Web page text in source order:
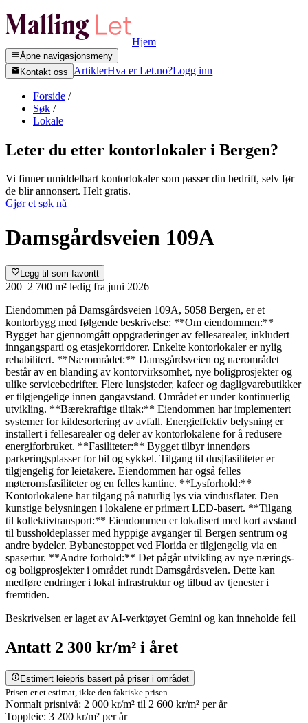
Hjem
Åpne navigasjonsmeny
Kontakt oss
ArtiklerHva er Let.no?Logg inn
Forside /
Søk /
Lokale
Leter du etter kontorlokaler i Bergen?
Vi finner umiddelbart kontorlokaler som passer din bedrift, selv før
de blir annonsert. Helt gratis.
Gjør et søk nå
Damsgårdsveien 109A
Legg til som favoritt
200–2 700 m² ledig fra juni 2026
Eiendommen på Damsgårdsveien 109A, 5058 Bergen, er et
kontorbygg med følgende beskrivelse: **Om eiendommen:**
Bygget har gjennomgått oppgraderinger av fellesarealer, inkludert
inngangsparti og etasjekorridorer. Enkelte kontorlokaler er nylig
rehabilitert. **Nærområdet:** Damsgårdsveien og nærområdet
består av en blanding av kontorvirksomhet, nye boligprosjekter og
ulike servicebedrifter. Flere lunsjsteder, kafeer og dagligvarebutikker
er tilgjengelige innen gangavstand. Området er under kontinuerlig
utvikling. **Bærekraftige tiltak:** Eiendommen har implementert
systemer for kildesortering av avfall. Energieffektiv belysning er
installert i fellesarealer og deler av kontorlokalene for å redusere
energiforbruket. **Fasiliteter:** Bygget tilbyr innendørs
parkeringsplasser for bil og sykkel. Tilgang til dusjfasiliteter er
tilgjengelig for leietakere. Eiendommen har også felles
møteromsfasiliteter og en felles kantine. **Lysforhold:**
Kontorlokalene har tilgang på naturlig lys via vindusflater. Den
kunstige belysningen i lokalene er primært LED-basert. **Tilgang
til kollektivtransport:** Eiendommen er lokalisert med kort avstand
til bussholdeplasser med hyppige avganger til Bergen sentrum og
andre bydeler. Bybanestoppet ved Florida er tilgjengelig via en
spasertur. **Andre forhold:** Det pågår utvikling av nye nærings-
og boligprosjekter i området rundt Damsgårdsveien. Dette kan
medføre endringer i lokal infrastruktur og tilbud av tjenester i
fremtiden.
Beskrivelsen er laget av AI-verktøyet Gemini og kan inneholde feil
Antatt 2 300 kr/m² i året
Estimert leiepris basert på priser i området
Prisen er et estimat, ikke den faktiske prisen
Normalt prisnivå: 2 000 kr/m² til 2 600 kr/m² per år
Toppleie: 3 200 kr/m² per år